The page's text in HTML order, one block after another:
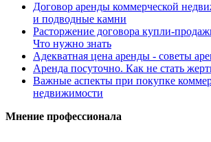
Договор аренды коммерческой
и подводные камни
Расторжение договора купли-
Что нужно знать
Адекватная цена аренды - советы
Аренда посуточно. Как не стать
Важные аспекты при покупке
недвижимости
Мнение профессионала